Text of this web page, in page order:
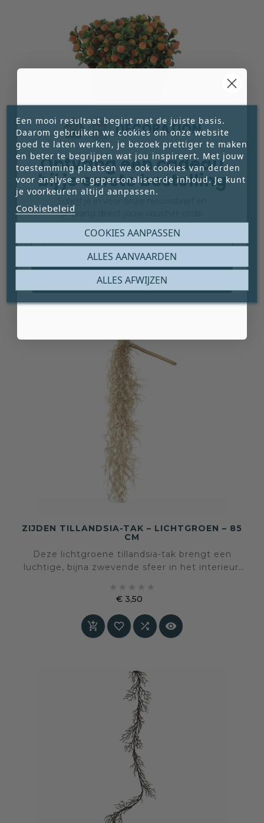
SLAAPKAMERGELUK – KUNSTPLANT MET
ORANJE BOLLETJES – 9 CM
Dit kleine kunstplantje met zachte oranje
bolletjes brengt een warm, opgewekt accent in
het interieur. Door het compacte formaat en de
rustige uitstraling is het een subtiele
sfeermaker die makkelijk een plek vindt.

€ 2,50
Prijs
   
ZIJDEN TILLANDSIA-TAK – LICHTGROEN – 85
CM
Deze lichtgroene tillandsia-tak brengt een
luchtige, bijna zwevende sfeer in het interieur.
verfijning uitstraalt.
€ 3,50
   
Een mooi resultaat begint met de juiste basis.
Daarom gebruiken we cookies om onze website
goed te laten werken, je bezoek prettiger te maken
en beter te begrijpen wat jou inspireert. Met jouw
toestemming plaatsen we ook cookies van derden
voor analyse en gepersonaliseerde inhoud. Je kunt
je voorkeuren altijd aanpassen.
Cookiebeleid
COOKIES AANPASSEN
ALLES AFWIJZEN
ALLES AANVAARDEN
Ontvang een cadeau
bij je eerste bestelling
ontvang direct jouw voucher code.
Claim mijn gratis cadeau